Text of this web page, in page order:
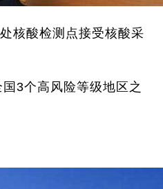
核酸检测点接受核酸采
3个高风险等级地区之